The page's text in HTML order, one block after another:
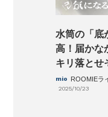
水筒の「底
高！届かな
キリ落とせ
mio ROOMIEラ
2025/10/23